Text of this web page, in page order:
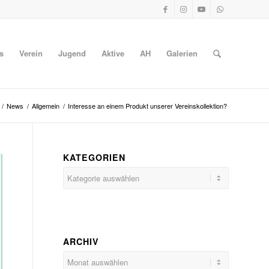
Verein Jugend Aktive AH Galerien
/ News / Allgemein / Interesse an einem Produkt unserer Vereinskollektion?
KATEGORIEN
ARCHIV